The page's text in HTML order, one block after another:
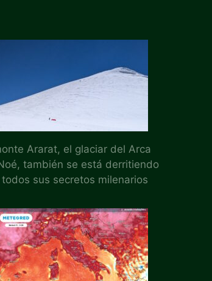
Ararat, el glaciar del Arca
también se está derritiendo
todos sus secretos milenarios